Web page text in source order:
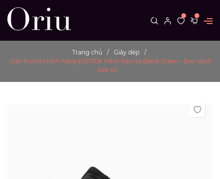
0 0
Trang chủ
Giày dép
Giày Puma chính hãng EXOTEK Nitro Racing Black Green - Đen xanh
size 42